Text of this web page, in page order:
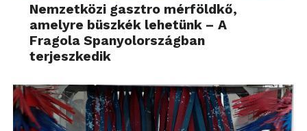
Nemzetközi gasztro mérföldkő,
amelyre büszkék lehetünk – A
Fragola Spanyolországban
terjeszkedik